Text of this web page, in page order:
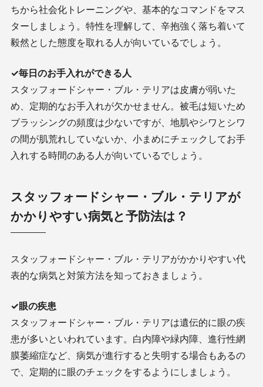
ちから社会化トレーニングや、基本的なコマンドをマス
ターしましょう。特性を理解して、辛抱強く落ち着いて
毅然とした態度を取れる人が向いているでしょう。
✓毎日のお手入れができる人
スタッフォードシャー・ブル・テリアは皮膚が弱いた
め、定期的なお手入れが欠かせません。被毛は短いため
ブラッシングの頻度は少ないですが、地肌やシワとシワ
の間が肌荒れしていないか、小まめにチェックしてお手
入れする時間のある人が向いているでしょう。
スタッフォードシャー・ブル・テリアが
かかりやすい病気と予防法は？
スタッフォードシャー・ブル・テリアがかかりやすい代
表的な病気と対策方法を知っておきましょう。
✓眼の疾患
スタッフォードシャー・ブル・テリアは遺伝的に眼の疾
患が多いといわれています。白内障や緑内障、進行性網
膜萎縮症など、病気が進行すると失明する場合もあるの
で、定期的に眼のチェックをするようにしましょう。